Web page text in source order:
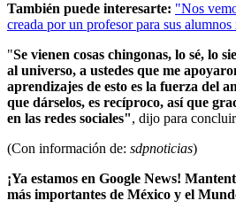
También puede interesarte: "Nos
creada por un profesor para sus alumnos
"Se vienen cosas chingonas, lo sé, lo
al universo, a ustedes que me
aprendizajes de esto es la fuerza del
que dárselos, es recíproco, así que
en las redes sociales", dijo para
(Con información de: sdpnoticias)
¡Ya estamos en Google News!
más importantes de México y el